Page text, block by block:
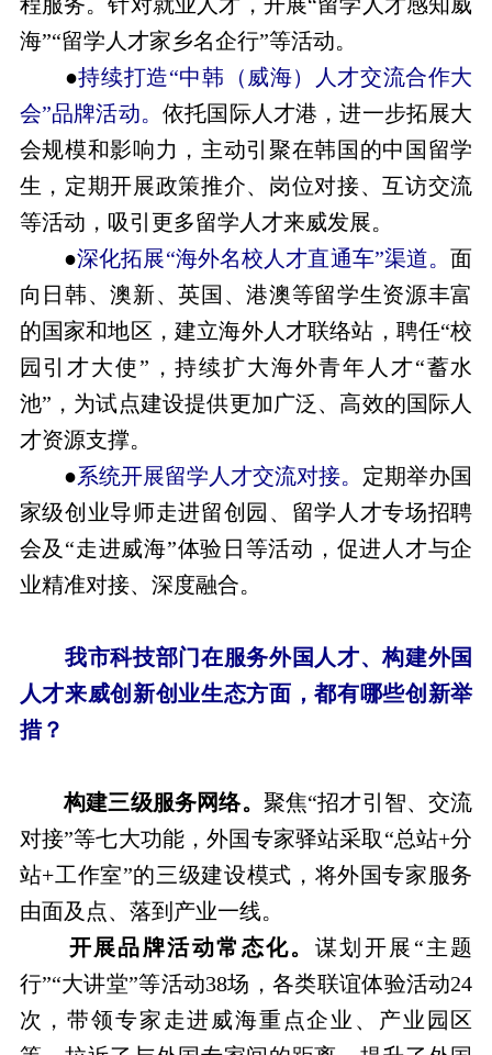
海”“留学人才家乡名企行”等活动。
●持续打造“中韩（威海）人才交流合作大
会”品牌活动。 依托国际人才港，进一步拓展大
会规模和影响力，主动引聚在韩国的中国留学
生，定期开展政策推介、岗位对接、互访交流
等活动，吸引更多留学人才来威发展。
●深化拓展“海外名校人才直通车”渠道。面
向日韩、澳新、英国、港澳等留学生资源丰富
的国家和地区，建立海外人才联络站，聘任“校
园引才大使”，持续扩大海外青年人才“蓄水
池”，为试点建设提供更加广泛、高效的国际人
才资源支撑。
●系统开展留学人才交流对接。 定期举办国
家级创业导师走进留创园、留学人才专场招聘
会及“走进威海”体验日等活动，促进人才与企
业精准对接、深度融合。
我市科技部门在服务外国人才、构建外国
人才来威创新创业生态方面，都有哪些创新举
措？
构建三级服务网络。 聚焦“招才引智、交流
对接”等七大功能，外国专家驿站采取“总站+分
站+工作室”的三级建设模式，将外国专家服务
由面及点、落到产业一线。
开展品牌活动常态化。 谋划开展“主题
行”“大讲堂”等活动38场，各类联谊体验活动24
次，带领专家走进威海重点企业、产业园区